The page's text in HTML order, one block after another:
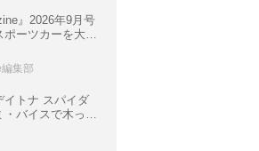
』2026年9月号
ーツカーを大特
集部
イトナ スパイダ
・バイスで木っ端